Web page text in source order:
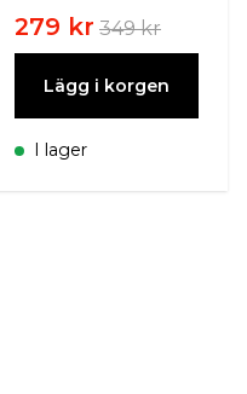
279 kr 349 kr
Lägg i korgen
I lager